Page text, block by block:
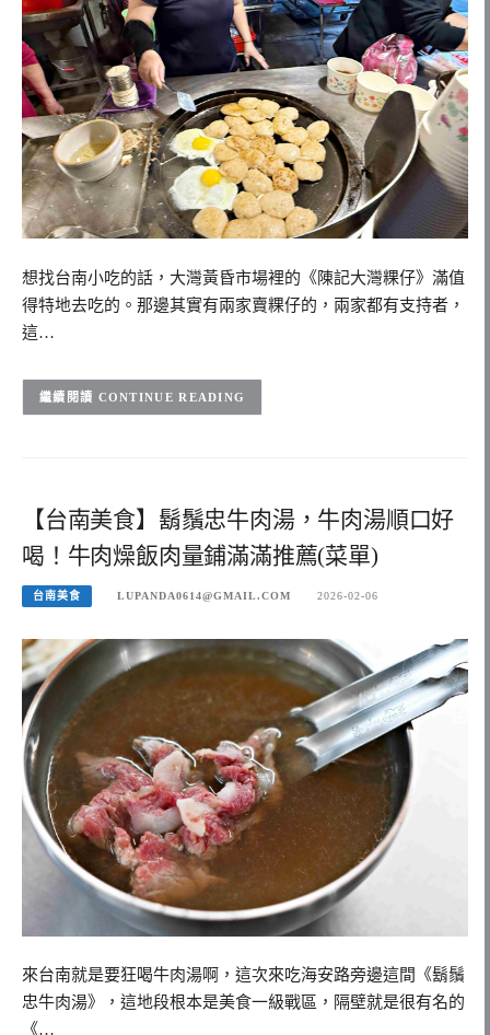
想找台南小吃的話，大灣黃昏市場裡的《陳記大灣粿仔》滿值
得特地去吃的。那邊其實有兩家賣粿仔的，兩家都有支持者，
這…
CONTINUE READING
【台南美食】鬍鬚忠牛肉湯，牛肉湯順口好
喝！牛肉燥飯肉量鋪滿滿推薦(菜單)
台南美食 LUPANDA0614@GMAIL.COM 2026-02-06
來台南就是要狂喝牛肉湯啊，這次來吃海安路旁邊這間《鬍鬚
忠牛肉湯》，這地段根本是美食一級戰區，隔壁就是很有名的
《…